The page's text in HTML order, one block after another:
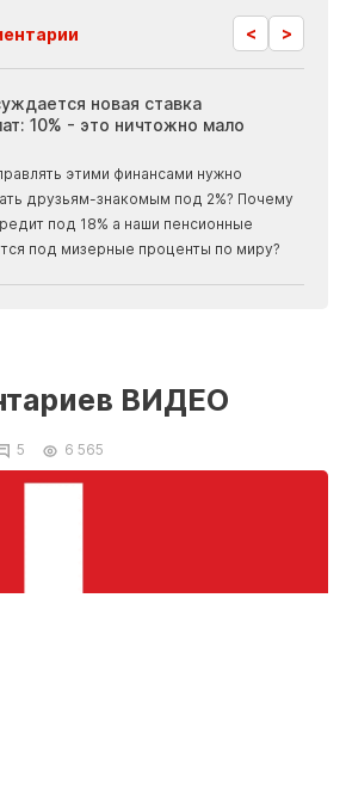
< >
новая ставка
10% - это ничтожно мало
этими финансами нужно
друзьям-знакомым под 2%? Почему
под 18% а наши пенсионные
под мизерные проценты по миру?
ВИДЕО
5 6 565